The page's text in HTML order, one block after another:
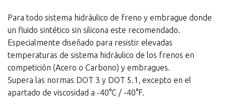
Para todo sistema hidráulico de freno y embrague donde
un fluido sintético sin silicona este recomendado.
Especialmente diseñado para resistir elevadas
temperaturas de sistema hidráulico de los frenos en
competición (Acero o Carbono) y embragues.
Supera las normas DOT 3 y DOT 5.1, excepto en el
apartado de viscosidad a -40°C / -40°F.